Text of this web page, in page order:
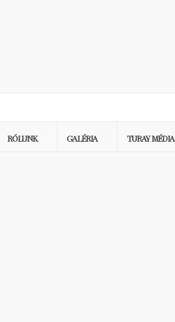
RÓLUNK GALÉRIA TURAY MÉDIA